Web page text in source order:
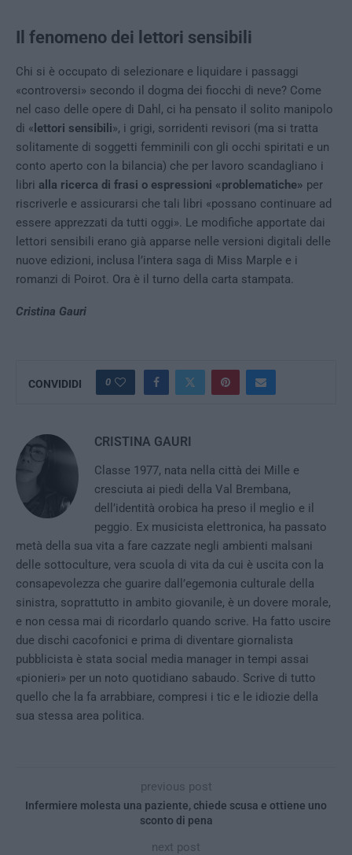
Il fenomeno dei lettori sensibili
Chi si è occupato di selezionare e liquidare i passaggi
«controversi» secondo il dogma dei fiocchi di neve? Come
nel caso delle opere di Dahl, ci ha pensato il solito manipolo
di « lettori sensibili», i grigi, sorridenti revisori (ma si tratta
solitamente di soggetti femminili con gli occhi spiritati e un
conto aperto con la bilancia) che per lavoro scandagliano i
libri alla ricerca di frasi o espressioni «problematiche» per
riscriverle e assicurarsi che tali libri «possano continuare ad
essere apprezzati da tutti oggi». Le modifiche apportate dai
lettori sensibili erano già apparse nelle versioni digitali delle
nuove edizioni, inclusa l’intera saga di Miss Marple e i
romanzi di Poirot. Ora è il turno della carta stampata.
Cristina Gauri
CONVIDIDI 0
CRISTINA GAURI
Classe 1977, nata nella città dei Mille e
cresciuta ai piedi della Val Brembana,
dell’identità orobica ha preso il meglio e il
peggio. Ex musicista elettronica, ha passato
metà della sua vita a fare cazzate negli ambienti malsani
delle sottoculture, vera scuola di vita da cui è uscita con la
consapevolezza che guarire dall’egemonia culturale della
sinistra, soprattutto in ambito giovanile, è un dovere morale,
e non cessa mai di ricordarlo quando scrive. Ha fatto uscire
due dischi cacofonici e prima di diventare giornalista
pubblicista è stata social media manager in tempi assai
«pionieri» per un noto quotidiano sabaudo. Scrive di tutto
quello che la fa arrabbiare, compresi i tic e le idiozie della
sua stessa area politica.
previous post
Infermiere molesta una paziente, chiede scusa e ottiene uno
sconto di pena
next post